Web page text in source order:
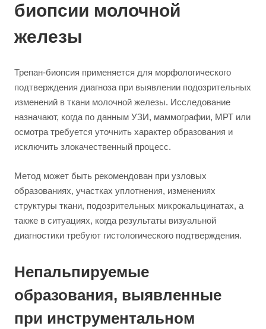
биопсии молочной
железы
Трепан-биопсия применяется для морфологического
подтверждения диагноза при выявлении подозрительных
изменений в ткани молочной железы. Исследование
назначают, когда по данным УЗИ, маммографии, МРТ или
осмотра требуется уточнить характер образования и
исключить злокачественный процесс.
Метод может быть рекомендован при узловых
образованиях, участках уплотнения, изменениях
структуры ткани, подозрительных микрокальцинатах, а
также в ситуациях, когда результаты визуальной
диагностики требуют гистологического подтверждения.
Непальпируемые
образования, выявленные
при инструментальном